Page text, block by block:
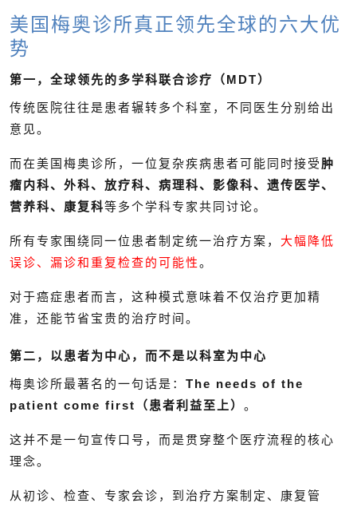
美国梅奥诊所真正领先全球的六大优
势
第一，全球领先的多学科联合诊疗（MDT）
传统医院往往是患者辗转多个科室，不同医生分别给出
意见。
而在美国梅奥诊所，一位复杂疾病患者可能同时接受 肿
瘤内科、外科、放疗科、病理科、影像科、遗传医学、
营养科、康复科等多个学科专家共同讨论。
所有专家围绕同一位患者制定统一治疗方案， 大幅降低
误诊、漏诊和重复检查的可能性。
对于癌症患者而言，这种模式意味着不仅治疗更加精
准，还能节省宝贵的治疗时间。
第二，以患者为中心，而不是以科室为中心
梅奥诊所最著名的一句话是： The needs of the
patient come first（患者利益至上） 。
这并不是一句宣传口号，而是贯穿整个医疗流程的核心
理念。
从初诊、检查、专家会诊，到治疗方案制定、康复管